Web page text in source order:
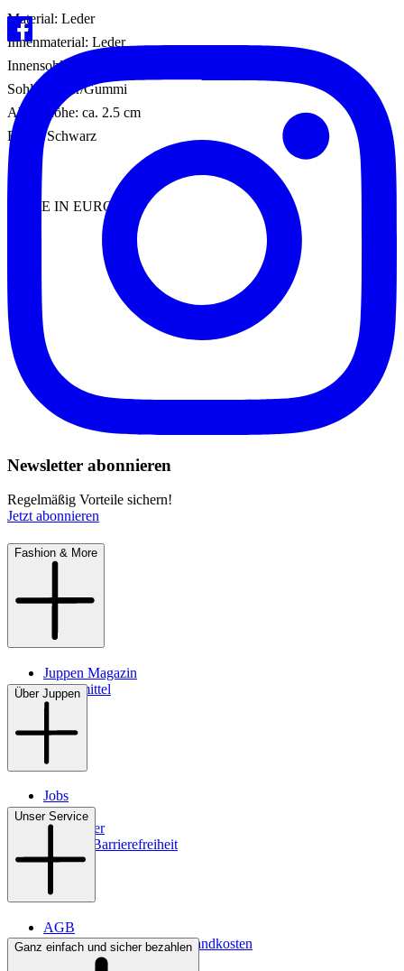
Material: Leder
Innenmaterial: Leder
Innensohle: Leder
Sohle: Leder/Gummi
Absatzhöhe: ca. 2.5 cm
Farbe: Schwarz
MADE IN EUROPE
Newsletter abonnieren
Regelmäßig Vorteile sichern!
Jetzt abonnieren
Fashion & More
Juppen Magazin
Pflegemittel
Über Juppen
Jobs
Filialen
Newsletter
Digitale Barrierefreiheit
Unser Service
AGB
Lieferbedingungen & Versandkosten
Bezahlung
Ganz einfach und sicher bezahlen